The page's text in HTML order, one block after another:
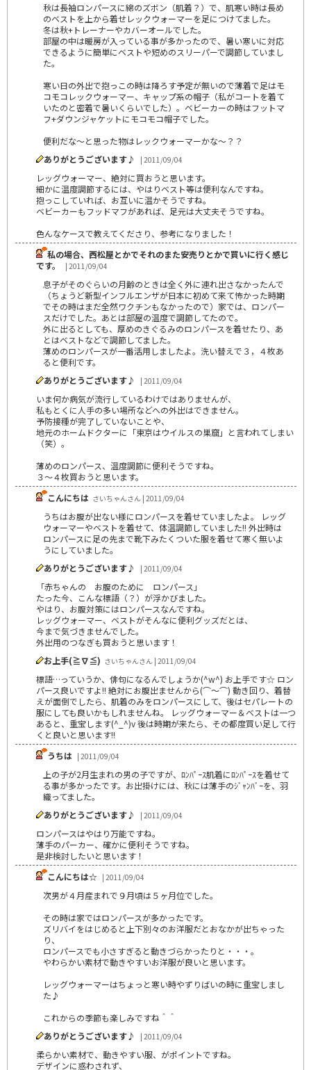
秋は長袖ロンパースに綿のズボン（肌着？）で、肌寒い時は長め
のベストを上から着せレックウォーマーを足につけてました。
冬は秋+トレーナーやカバーオールでした。
部屋の中は暖房が入っている事が多かったので、暑い寒いに対応
できるように簡単にベストや短めのスリーパーで調節していまし
た。
寒い日の外出で抱っこの時は降ろす予定が無いので薄着で足はモ
コモコレックウォーマー、キャップ系の帽子（私がコートを着て
いたのと密着で暑いくらいでした）。ベビーカーの時はフットマ
フ+ダウンジャケットにモコモコ帽子でした。
便利だな～と思った物はレックウォーマーかな～？？
ありがとうございます♪
| 2011/09/04
レッグウォーマー、絶対に買おうと思います。
細かに温度調節するには、やはりベスト等は便利なんですね。
抱っこしていれば、お互いに温かそうですね。
ベビーカーもフッドマフがあれば、足元は大丈夫そうですね。
色んなケースで教えてくださり、参考になりました！
私の場合、西松屋とかでそれのまた安売りとかで買いに行く感じ
です。
| 2011/09/04
息子がそのぐらいの月齢のときは全く外に連れ出さなかったんで
（ちょうど新型インフルエンザが日本に初めて来て怖かった時期
でその時はまだ全然ワクチンもなかったので）家では、ロンパー
スだけでした。あとは部屋の温度で調節してたので。
外に出るとしても、厚めのきぐるみのロンパースを着せたり、あ
とはベストなどで調節してました。
薄めのロンパースが一番活用しましたよ。洗い替えで３，４枚あ
ると便利です。
ありがとうございます♪
| 2011/09/04
いま何か病気が流行しているわけではありませんが、
私もとくに人手の多い場所などへの外出はできません。
予防接種が完了していないことや、
地元のホームドクターに「東京はウイルスの巣窟」と言われてしまい
（笑）。
薄めのロンパース、温度調節に便利そうですね。
３～４枚買おうと思います。
こんにちは さいちゃんさん | 2011/09/04
うちはお腹が出ない様にロンパースを着せていましたよ。 レッグ
ウォーマーやベストを着せて、体温調節していました!! 外出時は
ロンパースに足の先まで靴下みたくついた服を着せて寒く無いよ
うにしていました。
ありがとうございます♪
| 2011/09/04
「赤ちゃんの お腹のために ロンパース」
たった今、こんな標語（？）が浮かびました。
やはり、お腹対策にはロンパースなんですね。
レッグウォーマー、ベストがそんなに便利グッズだとは、
今まで気づきませんでした。
外出用のつなぎも買おうと思います！
お上手(≧∇≦) さいちゃんさん | 2011/09/04
標語…っていうか、俳句になるんでしょうか(^w^) お上手です☆ ロン
パース良いですよ!! 絶対にお腹出ませんから(⌒～⌒) 動き回り、着替
えが面倒でしたら、肌着のみをロンパースにして、後はセパレートの
服にしても良いかもしれませんね。 レッグウォーマー＆ベストは一つ
あると、重宝します(^_^)v 後は時期が来たら、その都度買い足して行
くと良いと思います!!
うちは | 2011/09/04
上の子が2月生まれの男の子ですが、ﾛﾝﾊﾟｰｽ肌着にﾛﾝﾊﾟｰｽを着せて
る事が多かったです。お出掛けには、秋には薄手のｼﾞｬﾝﾊﾞｰを、羽
織ってました。
ありがとうございます♪
| 2011/09/04
ロンパースはやはり万能ですね。
薄手のパーカー、確かに便利そうですね。
是非検討したいと思います！
こんにちは☆ | 2011/09/04
次男が４月産まれで９月頃は５ヶ月位でした。
その時は家ではロンパースが多かったです。
ズリバイをはじめると上下別々のお洋服だとおなかが出ちゃった
り、
ロンパースでも小さすぎると動きづらかったりと・・・。
やわらかい素材で動きやすいお洋服が良いと思います。
レッグウォーマーはちょっと寒い時やずりばいの時に重宝しまし
た♪
これからの季節も楽しみですね＾＾
ありがとうございます♪
| 2011/09/04
柔らかい素材で、動きやすい服、がポイントですね。
デザインに惑わされず、